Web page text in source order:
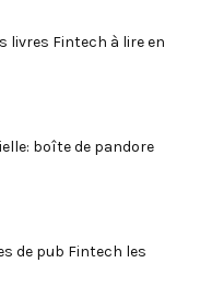
livres Fintech à lire en
boîte de pandore
de pub Fintech les